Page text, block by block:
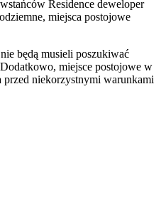
Residence deweloper
miejsca postojowe
będą musieli poszukiwać
Dodatkowo, miejsce postojowe w
przed niekorzystnymi warunkami